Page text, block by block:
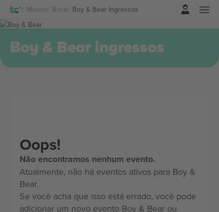
Música Rock Boy & Bear Ingressos
Entrar
Boy & Bear ingressos
Oops!
Não encontramos nenhum evento.
Atualmente, não há eventos ativos para Boy &
Bear.
Se você acha que isso está errado, você pode
adicionar um novo evento Boy & Bear ou